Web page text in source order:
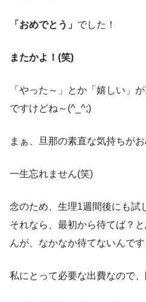
「おめでとう」 でした！
またかよ！(笑)
「やった～」とか「嬉しい」
ですけどね～(^_^;)
まぁ、旦那の素直な気持ちが
一生忘れません(笑)
念のため、生理1週間後にも試
それなら、最初から待てば？
んが、なかなか待てないんで
私にとって必要な出費なので